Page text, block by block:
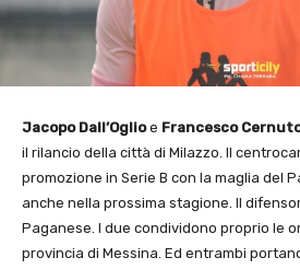
Jacopo Dall’Oglioe Francesco
il rilancio della città di Milazzo. Il
promozione in Serie B con la maglia del
anche nella prossima stagione. Il
Paganese. I due condividono proprio le
provincia di Messina. Ed entrambi